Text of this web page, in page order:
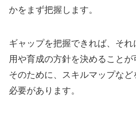
かをまず把握します。
ギャップを把握できれば、そ
用や育成の方針を決めることが
そのために、スキルマップなど
必要があります。